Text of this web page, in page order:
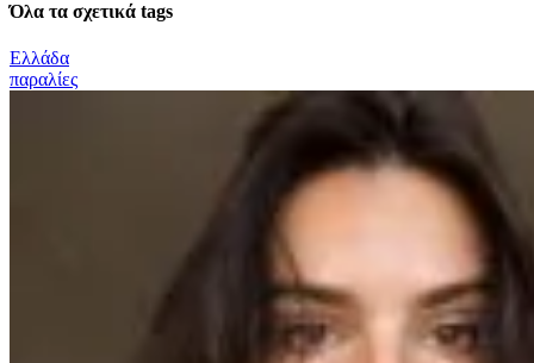
Όλα τα σχετικά tags
Ελλάδα
παραλίες